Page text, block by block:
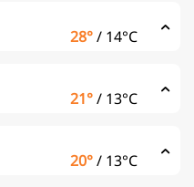
28°/ 14°C
21°/ 13°C
20°/ 13°C